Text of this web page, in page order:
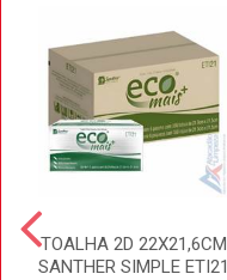
TOALHA 2D 22X21,6CM
SANTHER SIMPLE ETI21